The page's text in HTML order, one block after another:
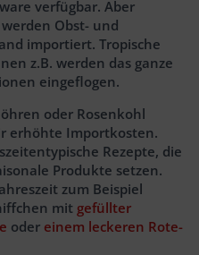
verfügbar. Aber
Obst- und
importiert. Tropische
z.B. werden das ganze
eingeflogen.
oder Rosenkohl
erhöhte Importkosten.
Rezepte, die
Produkte setzen.
zum Beispiel
mit gefüllter
oder einem leckeren Rote-